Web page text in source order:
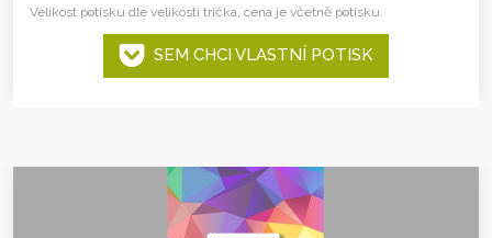
Velikost potisku dle velikosti trička, cena je včetně potisku.
SEM CHCI VLASTNÍ POTISK